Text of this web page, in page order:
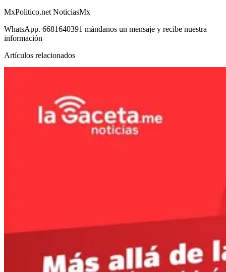
MxPolitico.net NoticiasMx
WhatsApp. 6681640391 mándanos un mensaje y recibe nuestra
información
Artículos relacionados